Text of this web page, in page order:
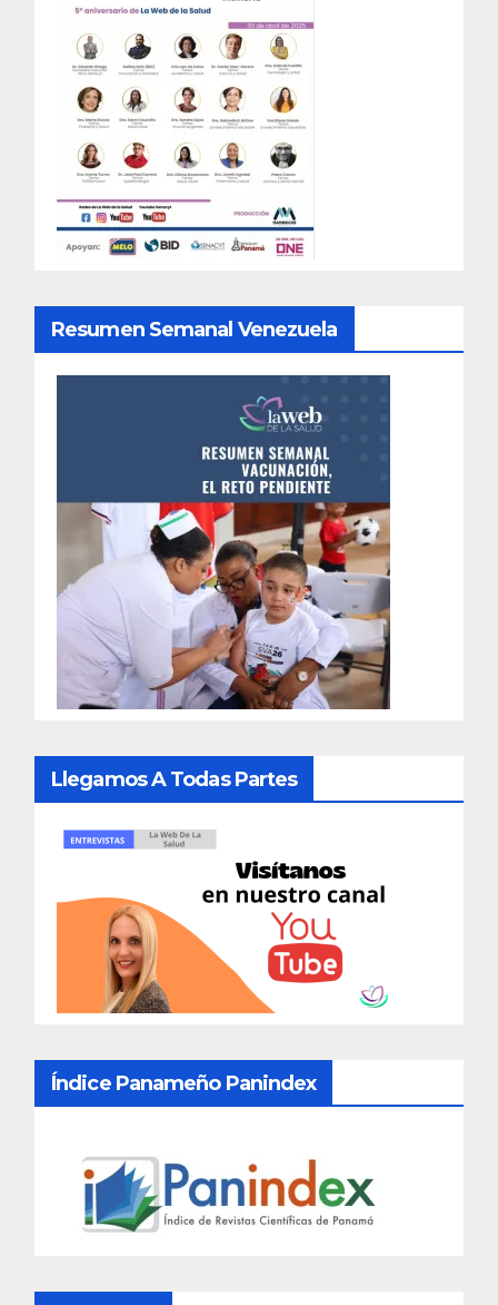
Resumen Semanal Venezuela
Llegamos A Todas Partes
Índice Panameño Panindex